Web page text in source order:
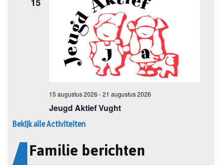
Bekijk alle Activiteiten
Familie berichten